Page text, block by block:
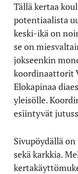
Tällä kertaa
potentiaalista
keski-ikä on
se on
jokseenkin
koordinaattorit
Elokapinaa
yleisölle.
esiintyvät
Sivupöydällä
sekä karkkia.